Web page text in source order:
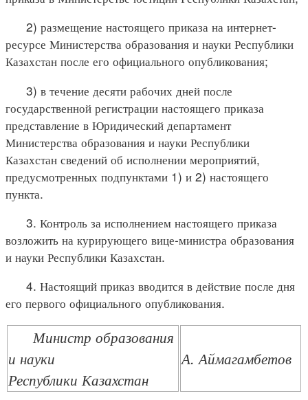
2) размещение настоящего приказа на интернет-
ресурсе Министерства образования и науки Республики
Казахстан после его официального опубликования;
3) в течение десяти рабочих дней после
государственной регистрации настоящего приказа
представление в Юридический департамент
Министерства образования и науки Республики
Казахстан сведений об исполнении мероприятий,
предусмотренных подпунктами 1) и 2) настоящего
пункта.
3. Контроль за исполнением настоящего приказа
возложить на курирующего вице-министра образования
и науки Республики Казахстан.
4. Настоящий приказ вводится в действие после дня
его первого официального опубликования.
Министр образования
и науки
Республики Казахстан
А. Аймагамбетов